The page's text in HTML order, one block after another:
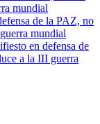
mundial
de la PAZ, no
mundial
en defensa de
a la III guerra